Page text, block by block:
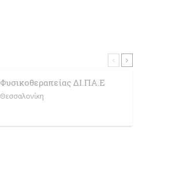
Φυσικοθεραπείας ΔΙ.ΠΑ.Ε
Θεσσαλονίκη